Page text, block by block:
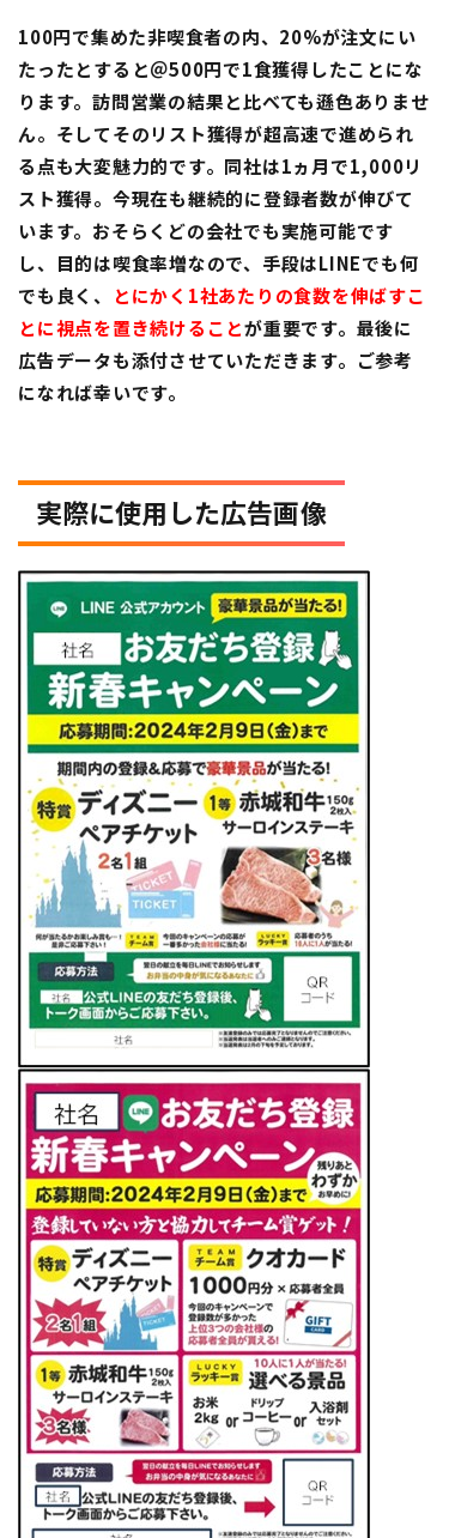
100円で集めた非喫食者の内、20%が注文にい
たったとすると＠500円で1食獲得したことにな
ります。訪問営業の結果と比べても遜色ありませ
ん。そしてそのリスト獲得が超高速で進められ
る点も大変魅力的です。同社は1ヵ月で1,000リ
スト獲得。今現在も継続的に登録者数が伸びて
います。おそらくどの会社でも実施可能です
し、目的は喫食率増なので、手段はLINEでも何
でも良く、
とにかく 1社あたりの食数を伸ばすこ
とに視点を置き続けることが重要です。最後に
広告データも添付させていただきます。ご参考
になれば幸いです。
実際に使用した広告画像